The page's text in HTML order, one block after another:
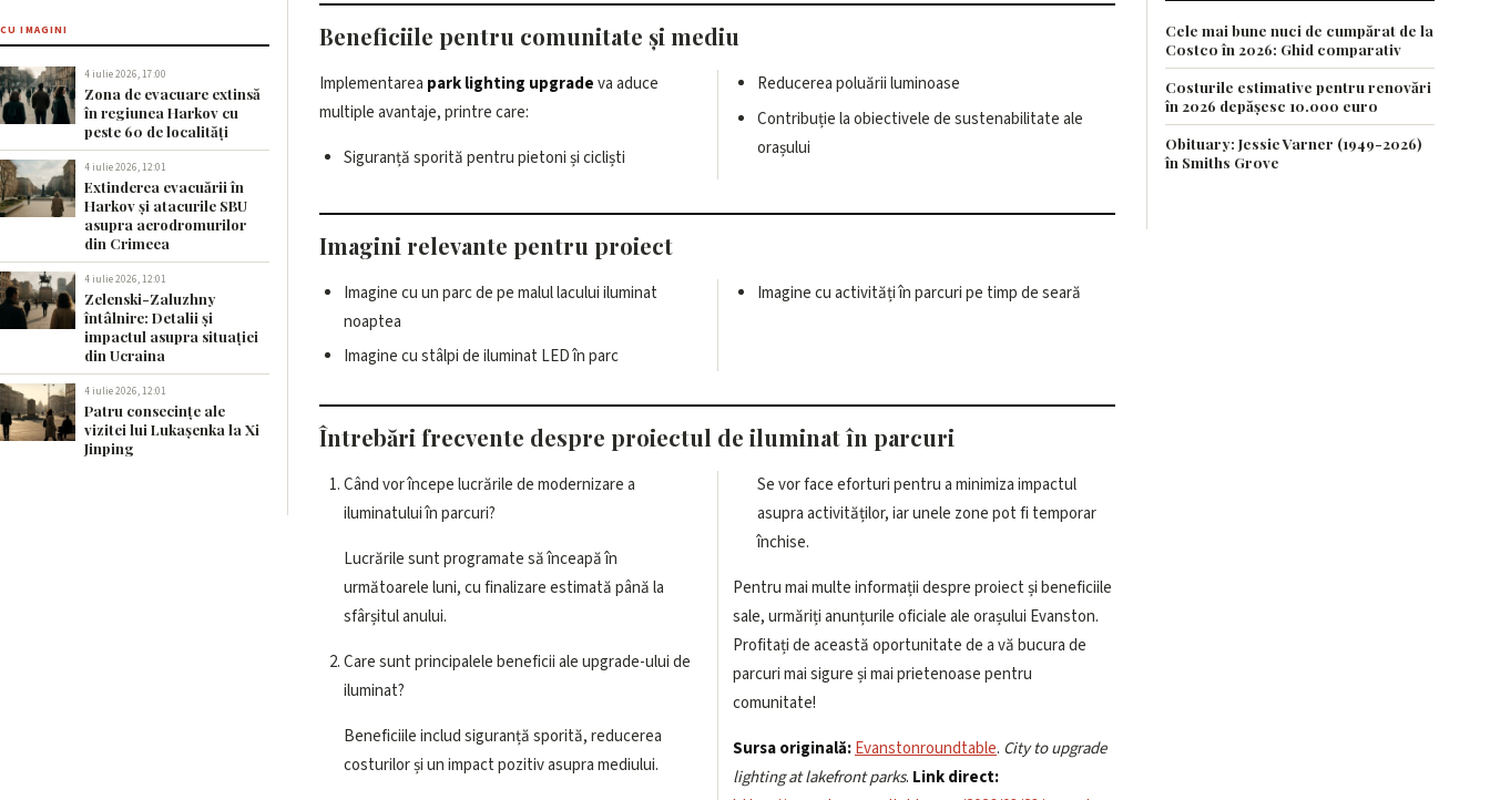
CU IMAGINI
4 iulie 2026, 17:00
Zona de evacuare extinsă
în regiunea Harkov cu
peste 60 de localități
4 iulie 2026, 12:01
Extinderea evacuării în
Harkov și atacurile SBU
asupra aerodromurilor
din Crimeea
4 iulie 2026, 12:01
Zelenski-Zaluzhny
întâlnire: Detalii și
impactul asupra situației
din Ucraina
4 iulie 2026, 12:01
Patru consecințe ale
vizitei lui Lukașenka la Xi
Jinping
Beneficiile pentru comunitate și mediu
Implementarea park lighting upgradeva aduce
multiple avantaje, printre care:
Siguranță sporită pentru pietoni și cicliști
Reducerea poluării luminoase
Contribuție la obiectivele de sustenabilitate ale
orașului
Imagini relevante pentru proiect
Imagine cu un parc de pe malul lacului iluminat
noaptea
Imagine cu stâlpi de iluminat LED în parc
Imagine cu activități în parcuri pe timp de seară
Întrebări frecvente despre proiectul de iluminat în parcuri
Când vor începe lucrările de modernizare a
iluminatului în parcuri?
Lucrările sunt programate să înceapă în
următoarele luni, cu finalizare estimată până la
sfârșitul anului.
Care sunt principalele beneficii ale upgrade-ului de
iluminat?
Beneficiile includ siguranță sporită, reducerea
costurilor și un impact pozitiv asupra mediului.
Se vor face eforturi pentru a minimiza impactul
asupra activităților, iar unele zone pot fi temporar
închise.
Pentru mai multe informații despre proiect și beneficiile
sale, urmăriți anunțurile oficiale ale orașului Evanston.
Profitați de această oportunitate de a vă bucura de
parcuri mai sigure și mai prietenoase pentru
comunitate!
Sursa originală:Evanstonroundtable. City to upgrade
lighting at lakefront parks. Link direct:
Cele mai bune nuci de cumpărat de la
Costco în 2026: Ghid comparativ
Costurile estimative pentru renovări
în 2026 depășesc 10.000 euro
Obituary: Jessie Varner (1949-2026)
în Smiths Grove